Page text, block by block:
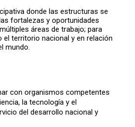
donde las estructuras se
fortalezas y oportunidades
áreas de trabajo; para
territorio nacional y en relación
mundo.
con organismos competentes
la tecnología y el
del desarrollo nacional y